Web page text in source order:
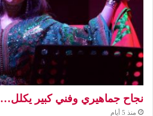
نجاح جماهيري وفني كبير يكلل…
منذ 5 أيام